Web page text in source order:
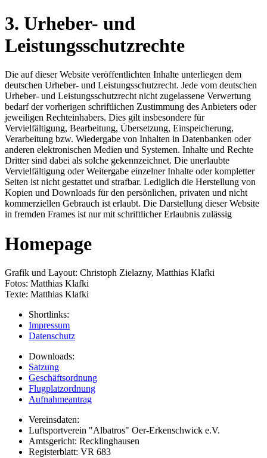
3. Urheber- und
Leistungsschutzrechte
Die auf dieser Website veröffentlichten Inhalte unterliegen dem
deutschen Urheber- und Leistungsschutzrecht. Jede vom deutschen
Urheber- und Leistungsschutzrecht nicht zugelassene Verwertung
bedarf der vorherigen schriftlichen Zustimmung des Anbieters oder
jeweiligen Rechteinhabers. Dies gilt insbesondere für
Vervielfältigung, Bearbeitung, Übersetzung, Einspeicherung,
Verarbeitung bzw. Wiedergabe von Inhalten in Datenbanken oder
anderen elektronischen Medien und Systemen. Inhalte und Rechte
Dritter sind dabei als solche gekennzeichnet. Die unerlaubte
Vervielfältigung oder Weitergabe einzelner Inhalte oder kompletter
Seiten ist nicht gestattet und strafbar. Lediglich die Herstellung von
Kopien und Downloads für den persönlichen, privaten und nicht
kommerziellen Gebrauch ist erlaubt. Die Darstellung dieser Website
in fremden Frames ist nur mit schriftlicher Erlaubnis zulässig
Homepage
Grafik und Layout: Christoph Zielazny, Matthias Klafki
Fotos: Matthias Klafki
Texte: Matthias Klafki
Shortlinks:
Impressum
Datenschutz
Downloads:
Satzung
Geschäftsordnung
Flugplatzordnung
Aufnahmeantrag
Vereinsdaten:
Luftsportverein "Albatros" Oer-Erkenschwick e.V.
Amtsgericht: Recklinghausen
Registerblatt: VR 683